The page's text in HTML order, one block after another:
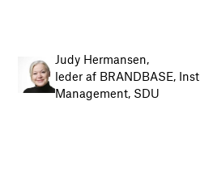
Judy Hermansen,
leder af BRANDBASE,
Management, SDU